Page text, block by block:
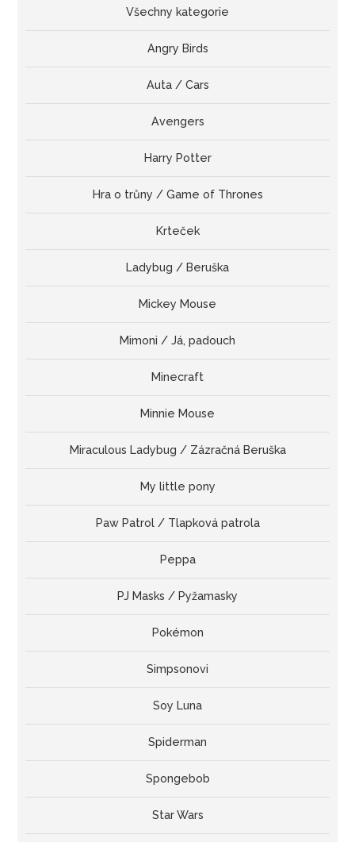
Všechny kategorie
Angry Birds
Auta / Cars
Avengers
Harry Potter
Hra o trůny / Game of Thrones
Krteček
Ladybug / Beruška
Mickey Mouse
Mimoni / Já, padouch
Minecraft
Minnie Mouse
Miraculous Ladybug / Zázračná Beruška
My little pony
Paw Patrol / Tlapková patrola
Peppa
PJ Masks / Pyžamasky
Pokémon
Simpsonovi
Soy Luna
Spiderman
Spongebob
Star Wars